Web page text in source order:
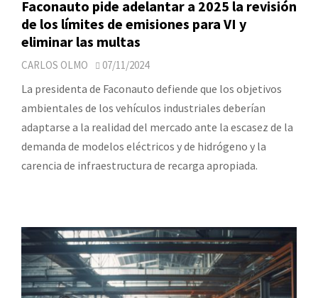
Faconauto pide adelantar a 2025 la revisión
de los límites de emisiones para VI y
eliminar las multas
CARLOS OLMO 07/11/2024
La presidenta de Faconauto defiende que los objetivos
ambientales de los vehículos industriales deberían
adaptarse a la realidad del mercado ante la escasez de la
demanda de modelos eléctricos y de hidrógeno y la
carencia de infraestructura de recarga apropiada.